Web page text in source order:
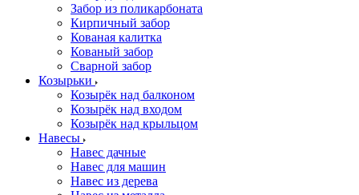
Забор из поликарбоната
Кирпичный забор
Кованая калитка
Кованый забор
Сварной забор
Козырьки
Козырёк над балконом
Козырёк над входом
Козырёк над крыльцом
Навесы
Навес дачные
Навес для машин
Навес из дерева